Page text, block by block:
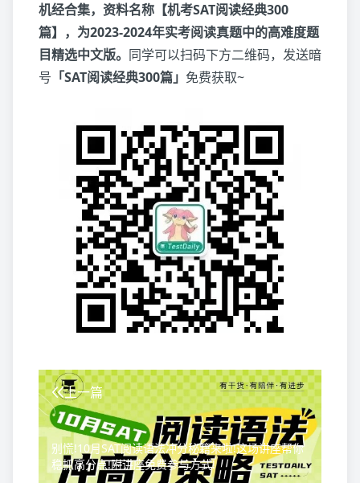
机经合集，资料名称【机考SAT阅读经典300
篇】，为2023-2024年实考阅读真题中的高难度题
目精选中文版。 同学可以扫码下方二维码，发送暗
号 「SAT阅读经典300篇」 免费获取~
上一篇
别慌!10月SAT阅读语法冲分秘籍来啦!这场讲座帮你
稳抓高分点!附讲座免费参与方式!